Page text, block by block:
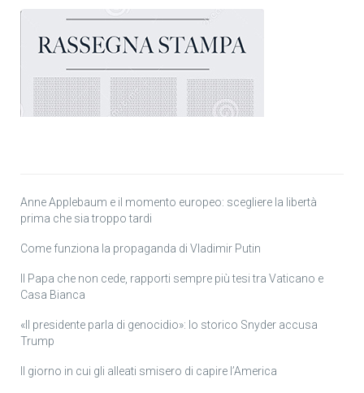
Anne Applebaum e il momento europeo: scegliere la libertà
prima che sia troppo tardi
Come funziona la propaganda di Vladimir Putin
Il Papa che non cede, rapporti sempre più tesi tra Vaticano e
Casa Bianca
«Il presidente parla di genocidio»: lo storico Snyder accusa
Trump
Il giorno in cui gli alleati smisero di capire l’America